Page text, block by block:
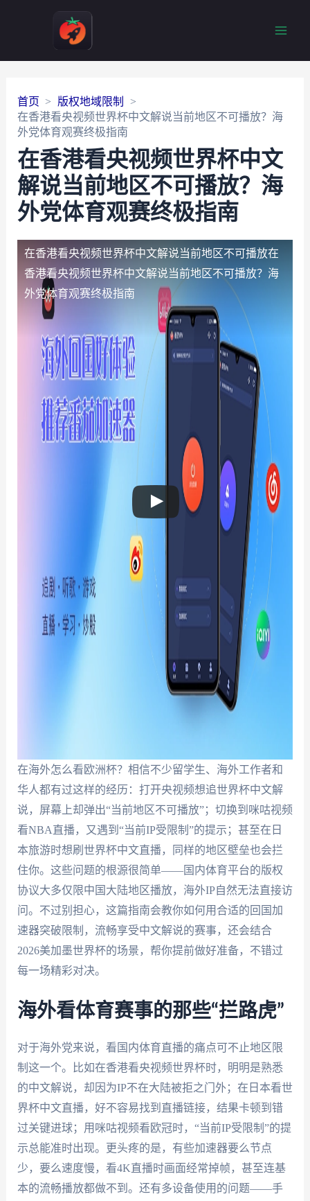
首页
版权地域限制
在香港看央视频世界杯中文解说当前地区不可播放？海
外党体育观赛终极指南
在香港看央视频世界杯中文
解说当前地区不可播放？海
外党体育观赛终极指南
在香港看央视频世界杯中文解说当前地区不可播放在
香港看央视频世界杯中文解说当前地区不可播放？海
外党体育观赛终极指南
在海外怎么看欧洲杯？相信不少留学生、海外工作者和
华人都有过这样的经历：打开央视频想追世界杯中文解
说，屏幕上却弹出“当前地区不可播放”；切换到咪咕视频
看NBA直播，又遇到“当前IP受限制”的提示；甚至在日
本旅游时想刷世界杯中文直播，同样的地区壁垒也会拦
住你。这些问题的根源很简单——国内体育平台的版权
协议大多仅限中国大陆地区播放，海外IP自然无法直接访
问。不过别担心，这篇指南会教你如何用合适的回国加
速器突破限制，流畅享受中文解说的赛事，还会结合
2026美加墨世界杯的场景，帮你提前做好准备，不错过
每一场精彩对决。
海外看体育赛事的那些“拦路虎”
对于海外党来说，看国内体育直播的痛点可不止地区限
制这一个。比如在香港看央视频世界杯时，明明是熟悉
的中文解说，却因为IP不在大陆被拒之门外；在日本看世
界杯中文直播，好不容易找到直播链接，结果卡顿到错
过关键进球；用咪咕视频看欧冠时，“当前IP受限制”的提
示总能准时出现。更头疼的是，有些加速器要么节点
少，要么速度慢，看4K直播时画面经常掉帧，甚至连基
本的流畅播放都做不到。还有多设备使用的问题——手